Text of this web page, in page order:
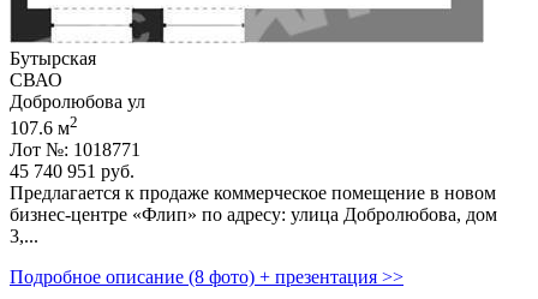
Бутырская
СВАО
Добролюбова ул
107.6 м2
Лот №: 1018771
45 740 951 руб.
Предлагается к продаже коммерческое помещение в новом
бизнес-центре «Флип» по адресу: улица Добролюбова,­ дом
3,­...
Подробное описание (8 фото) + презентация >>